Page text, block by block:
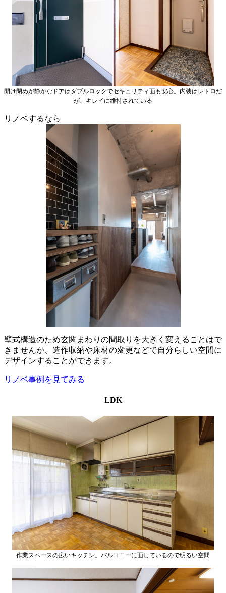
開け閉めが静かなドアはダブルロックでセキュリティ面も安心。内装はレトロだ
が、キレイに維持されている
リノベするなら
壁式構造のため玄関まわりの間取りを大きく変えることはで
きませんが、造作収納や床材の変更などで自分らしい空間に
デザインすることができます。
リノベ事例を見てみる
LDK
作業スペースの広いキッチン。バルコニーに面しているので明るい空間